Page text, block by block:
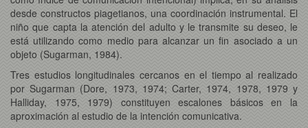
desde constructos piagetianos, una coordinación instrumental. El
niño que capta la atención del adulto y le transmite su deseo, le
está utilizando como medio para alcanzar un fin asociado a un
objeto (Sugarman, 1984).
Tres estudios longitudinales cercanos en el tiempo al realizado
por Sugarman (Dore, 1973, 1974; Carter, 1974, 1978, 1979 y
Halliday, 1975, 1979) constituyen escalones básicos en la
aproximación al estudio de la intención comunicativa.